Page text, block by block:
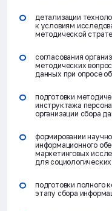
детализации
к условиям
методической
согласования
методических
данных при опросе
подготовки
инструктажа
организации сбора
формировании
информационного
маркетинговых
для
подготовки полного
этапу сбора